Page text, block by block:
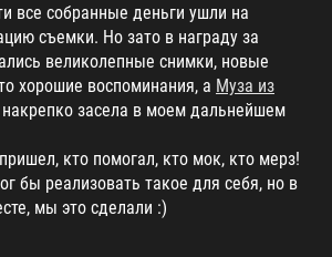
все собранные деньги ушли на
съемки. Но зато в награду за
великолепные снимки, новые
хорошие воспоминания, а Муза из
засела в моем дальнейшем
кто помогал, кто мок, кто мерз!
бы реализовать такое для себя, но в
мы это сделали :)